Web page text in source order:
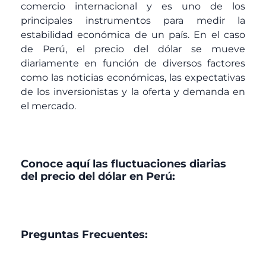
comercio internacional y es uno de los
principales instrumentos para medir la
estabilidad económica de un país. En el caso
de Perú, el precio del dólar se mueve
diariamente en función de diversos factores
como las noticias económicas, las expectativas
de los inversionistas y la oferta y demanda en
el mercado.
Conoce aquí las fluctuaciones diarias
del precio del dólar en Perú:
Preguntas Frecuentes: